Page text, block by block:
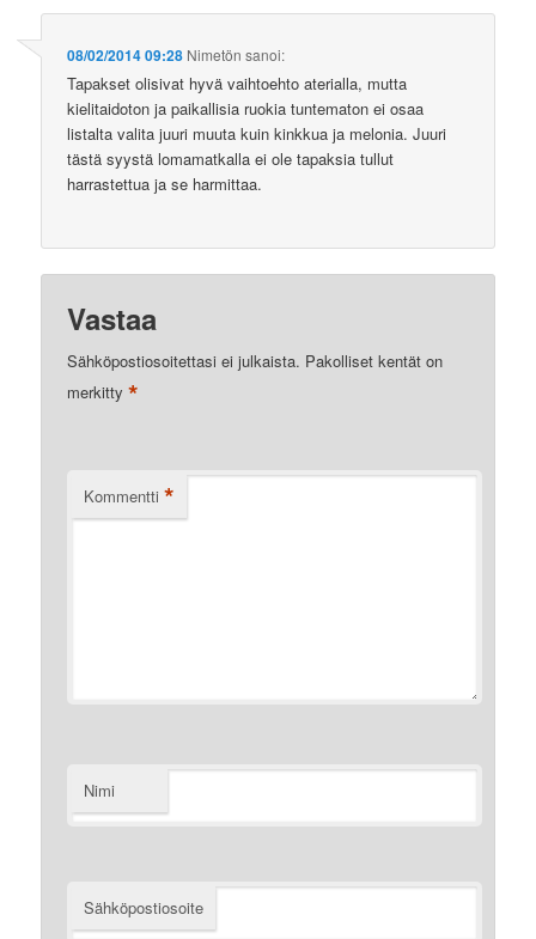
08/02/2014 09:28 Nimetön sanoi:
Tapakset olisivat hyvä vaihtoehto aterialla, mutta
kielitaidoton ja paikallisia ruokia tuntematon ei osaa
listalta valita juuri muuta kuin kinkkua ja melonia. Juuri
tästä syystä lomamatkalla ei ole tapaksia tullut
harrastettua ja se harmittaa.
Vastaa
Sähköpostiosoitettasi ei julkaista. Pakolliset kentät on
merkitty*
Kommentti *
Nimi
Sähköpostiosoite